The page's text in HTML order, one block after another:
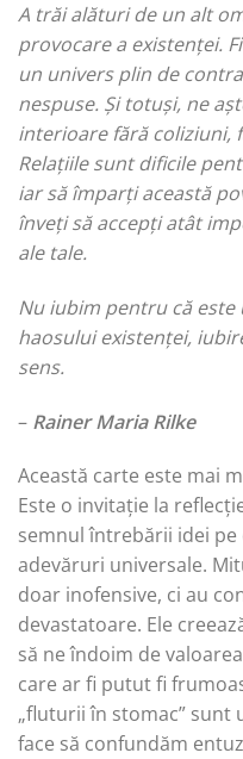
A trăi alături de un alt
provocare a existenței.
un univers plin de
nespuse. Și totuși, ne
interioare fără coliziuni,
Relațiile sunt dificile
iar să împarți această
înveți să accepți atât
ale tale.
Nu iubim pentru că
haosului existenței,
sens.
– Rainer Maria Rilke
Această carte este mai
Este o invitație la
semnul întrebării idei pe
adevăruri universale.
doar inofensive, ci au
devastatoare. Ele
să ne îndoim de
care ar fi putut fi
„fluturii în stomac” sunt
face să confundăm